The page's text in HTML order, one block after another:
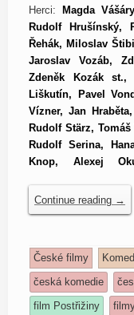
Herci:
Magda
Rudolf Hrušínský,
Řehák, Miloslav
Jaroslav Vozáb,
Zdeněk Kozák st.,
Liškutín, Pavel
Vízner, Jan
Rudolf Stärz,
Rudolf Serina,
Knop, Alexej
Continue reading →
České filmy
česká komedie
film Postřižiny